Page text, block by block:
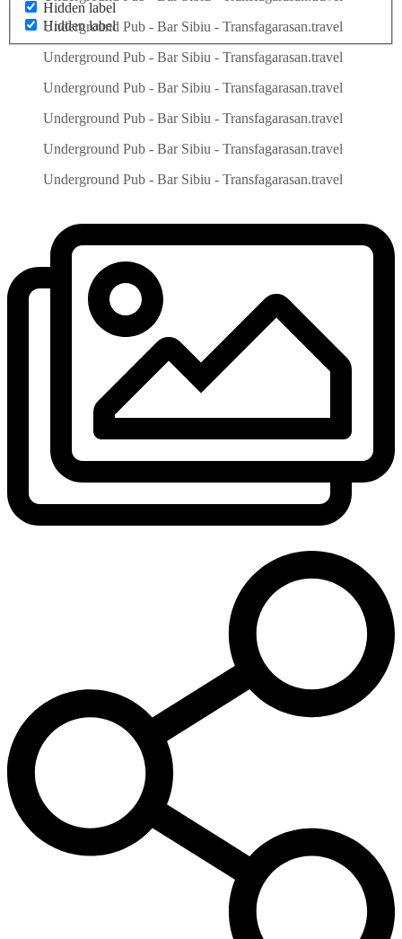
Hidden label
Hidden label
Underground Pub - Bar Sibiu - Transfagarasan.travel
Underground Pub - Bar Sibiu - Transfagarasan.travel
Underground Pub - Bar Sibiu - Transfagarasan.travel
Underground Pub - Bar Sibiu - Transfagarasan.travel
Underground Pub - Bar Sibiu - Transfagarasan.travel
Underground Pub - Bar Sibiu - Transfagarasan.travel